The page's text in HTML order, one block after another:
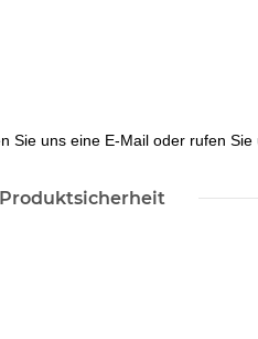
uns eine E-Mail oder rufen